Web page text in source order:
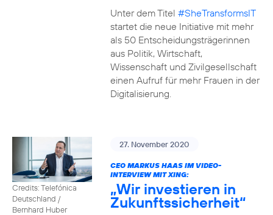
Unter dem Titel #SheTransformsIT
startet die neue Initiative mit mehr
als 50 Entscheidungsträgerinnen
aus Politik, Wirtschaft,
Wissenschaft und Zivilgesellschaft
einen Aufruf für mehr Frauen in der
Digitalisierung.
Credits: Telefónica
Deutschland /
Bernhard Huber
27. November 2020
CEO MARKUS HAAS IM VIDEO-
INTERVIEW MIT XING:
„Wir investieren in
Zukunftssicherheit“